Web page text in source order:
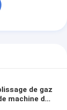
de gaz
machine de